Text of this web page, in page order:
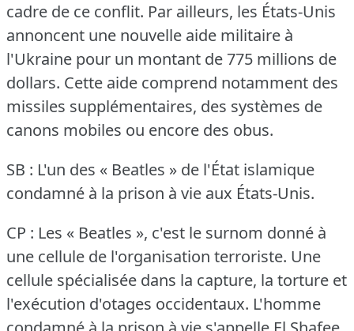
cadre de ce conflit. Par ailleurs, les États-Unis
annoncent une nouvelle aide militaire à
l'Ukraine pour un montant de 775 millions de
dollars. Cette aide comprend notamment des
missiles supplémentaires, des systèmes de
canons mobiles ou encore des obus.
SB : L'un des « Beatles » de l'État islamique
condamné à la prison à vie aux États-Unis.
CP : Les « Beatles », c'est le surnom donné à
une cellule de l'organisation terroriste. Une
cellule spécialisée dans la capture, la torture et
l'exécution d'otages occidentaux. L'homme